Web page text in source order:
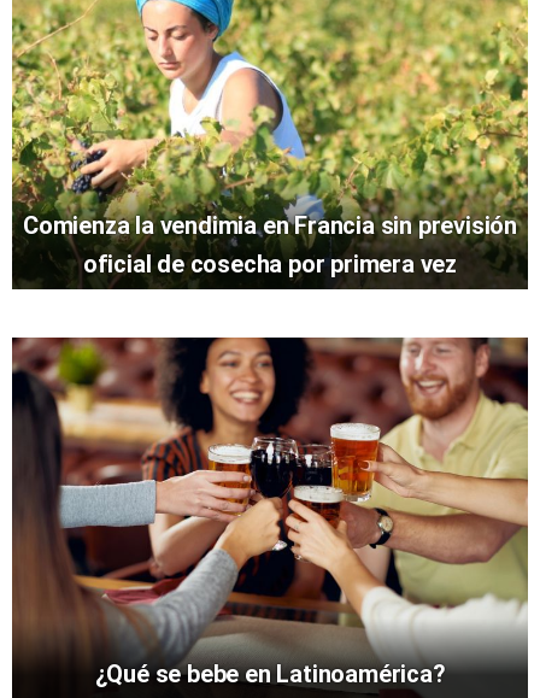
Comienza la vendimia en Francia sin previsión
oficial de cosecha por primera vez
¿Qué se bebe en Latinoamérica?